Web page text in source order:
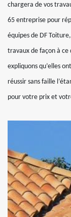
chargera de vos
65 entreprise pour
équipes de DF
travaux de façon à
expliquons qu’elles
réussir sans faille
pour votre prix et